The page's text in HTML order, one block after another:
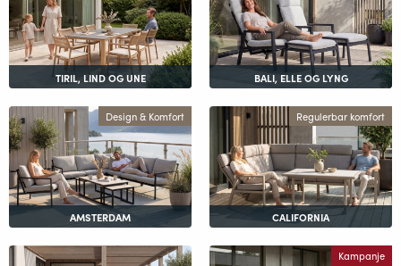
TIRIL, LIND OG UNE BALI, ELLE OG LYNG
Design & Komfort
AMSTERDAM
Regulerbar komfort
CALIFORNIA
Kampanje